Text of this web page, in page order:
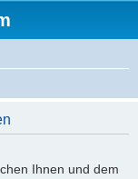
Ihnen und dem